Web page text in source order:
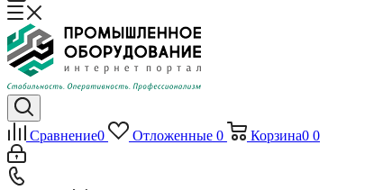
Сравнение0 Отложенные 0 Корзина0 0